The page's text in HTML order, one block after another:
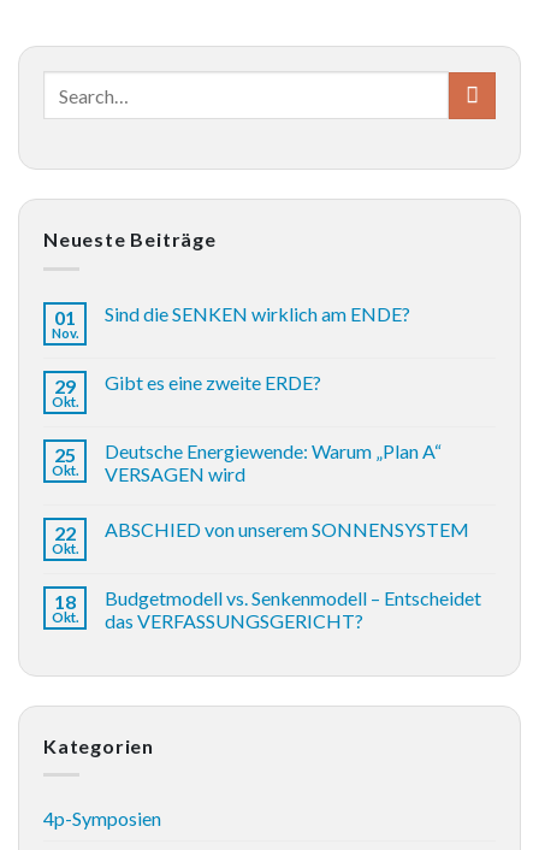
Neueste Beiträge
01
Nov.
Sind die SENKEN wirklich am ENDE?
29
Okt.
Gibt es eine zweite ERDE?
25
Okt.
Deutsche Energiewende: Warum „Plan A“
VERSAGEN wird
22
Okt.
ABSCHIED von unserem SONNENSYSTEM
18
Okt.
Budgetmodell vs. Senkenmodell – Entscheidet
das VERFASSUNGSGERICHT?
Kategorien
4p-Symposien